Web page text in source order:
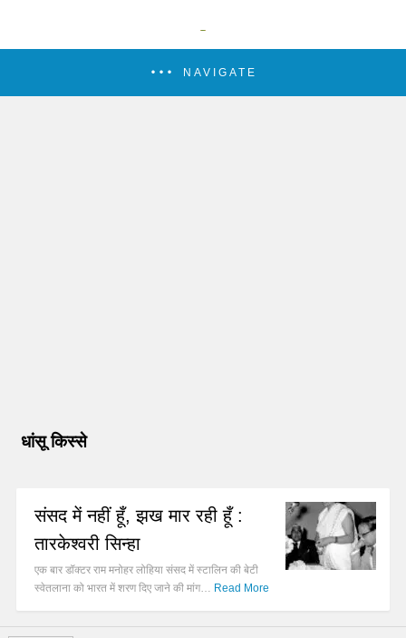
NAVIGATE
धांसू किस्से
संसद में नहीं हूँ, झख मार रही हूँ :
तारकेश्वरी सिन्हा
एक बार डॉक्टर राम मनोहर लोहिया संसद में स्टालिन की बेटी
स्वेतलाना को भारत में शरण दिए जाने की मांग… Read More